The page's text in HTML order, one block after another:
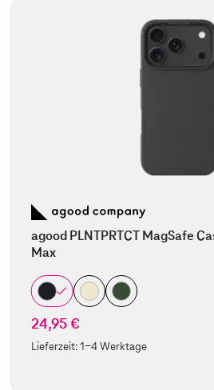
agood PLNTPRTCT MagSafe
Max
24,95 €
Lieferzeit:1-4 Werktage